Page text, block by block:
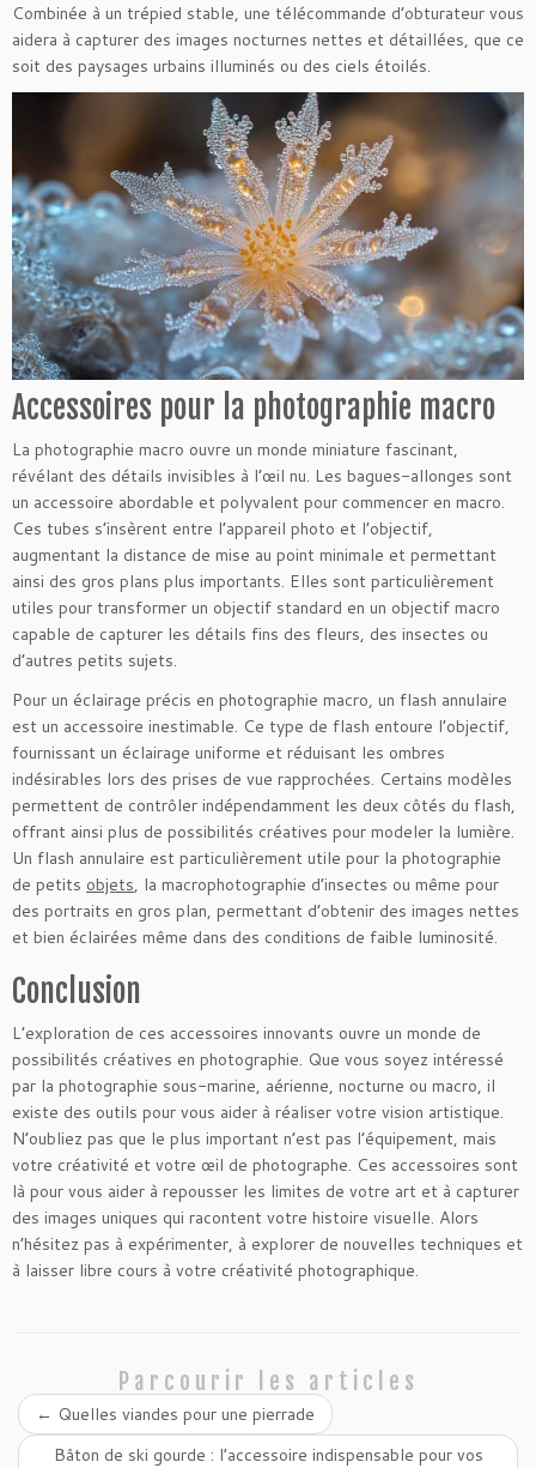
Combinée à un trépied stable, une télécommande d’obturateur vous
aidera à capturer des images nocturnes nettes et détaillées, que ce
soit des paysages urbains illuminés ou des ciels étoilés.
Accessoires pour la photographie macro
La photographie macro ouvre un monde miniature fascinant,
révélant des détails invisibles à l’œil nu. Les bagues-allonges sont
un accessoire abordable et polyvalent pour commencer en macro.
Ces tubes s’insèrent entre l’appareil photo et l’objectif,
augmentant la distance de mise au point minimale et permettant
ainsi des gros plans plus importants. Elles sont particulièrement
utiles pour transformer un objectif standard en un objectif macro
capable de capturer les détails fins des fleurs, des insectes ou
d’autres petits sujets.
Pour un éclairage précis en photographie macro, un flash annulaire
est un accessoire inestimable. Ce type de flash entoure l’objectif,
fournissant un éclairage uniforme et réduisant les ombres
indésirables lors des prises de vue rapprochées. Certains modèles
permettent de contrôler indépendamment les deux côtés du flash,
offrant ainsi plus de possibilités créatives pour modeler la lumière.
Un flash annulaire est particulièrement utile pour la photographie
de petits objets, la macrophotographie d’insectes ou même pour
des portraits en gros plan, permettant d’obtenir des images nettes
et bien éclairées même dans des conditions de faible luminosité.
Conclusion
L’exploration de ces accessoires innovants ouvre un monde de
possibilités créatives en photographie. Que vous soyez intéressé
par la photographie sous-marine, aérienne, nocturne ou macro, il
existe des outils pour vous aider à réaliser votre vision artistique.
N’oubliez pas que le plus important n’est pas l’équipement, mais
votre créativité et votre œil de photographe. Ces accessoires sont
là pour vous aider à repousser les limites de votre art et à capturer
des images uniques qui racontent votre histoire visuelle. Alors
n’hésitez pas à expérimenter, à explorer de nouvelles techniques et
à laisser libre cours à votre créativité photographique.
Parcourir les articles
← Quelles viandes pour une pierrade
Bâton de ski gourde : l’accessoire indispensable pour vos